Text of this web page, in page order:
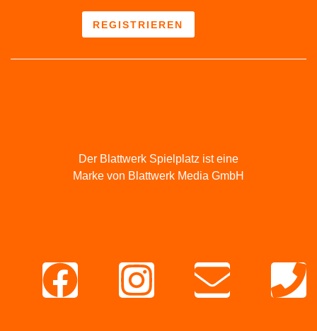
REGISTRIEREN
Der Blattwerk Spielplatz ist eine
Marke von Blattwerk Media GmbH